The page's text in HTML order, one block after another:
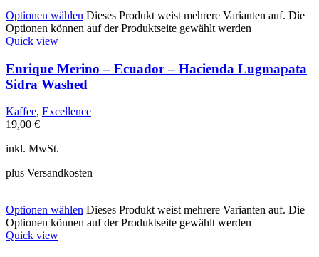
Optionen wählen Dieses Produkt weist mehrere Varianten auf. Die
Optionen können auf der Produktseite gewählt werden
Quick view
Enrique Merino – Ecuador – Hacienda Lugmapata
Sidra Washed
Kaffee, Excellence
19,00 €
inkl. MwSt.
plus Versandkosten
Optionen wählen Dieses Produkt weist mehrere Varianten auf. Die
Optionen können auf der Produktseite gewählt werden
Quick view